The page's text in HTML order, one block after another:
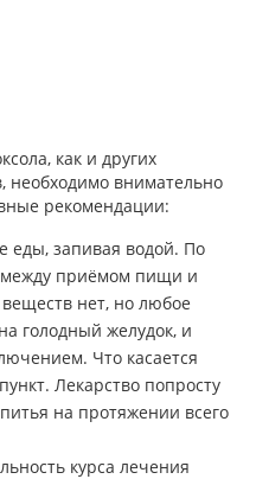
как и других
необходимо внимательно
рекомендации:
еды, запивая водой. По
между приёмом пищи и
нет, но любое
голодный желудок, и
Что касается
Лекарство попросту
на протяжении всего
курса лечения